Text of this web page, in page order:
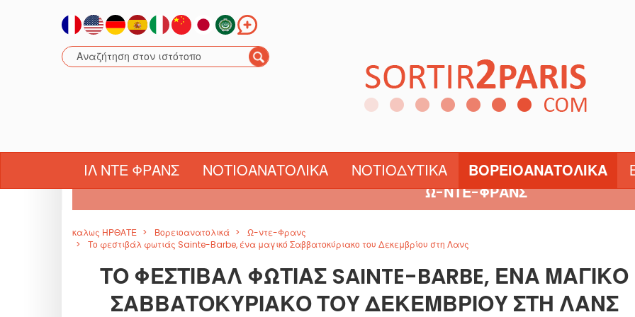
ΊΛ ΝΤΕ ΦΡΑΝΣ ΝΟΤΙΟΑΝΑΤΟΛΙΚΆ ΝΟΤΙΟΔΥΤΙΚΆ ΒΟΡΕΙΟΑΝΑΤΟΛΙΚΆ
ΓΚΡΑΝ ΕΣΤ
ΒΟΥΡΓΟΥΝΔΊΑ-
Ω-ΝΤΕ-ΦΡΑΝΣ
καλως ΗΡΘΑΤΕ Βορειοανατολικά
Ω-ντε-Φρανς
Το φεστιβάλ φωτιάς Sainte-Barbe, ένα μαγικό Σαββατοκύριακο του Δεκεμβρίου στη Λανς
ΤΟ ΦΕΣΤΙΒΆΛ ΦΩΤΙΆΣ SAINTE-BARBE, ΈΝΑ ΜΑΓΙΚΌ
ΣΑΒΒΑΤΟΚΎΡΙΑΚΟ ΤΟΥ ΔΕΚΕΜΒΡΊΟΥ ΣΤΗ ΛΑΝΣ